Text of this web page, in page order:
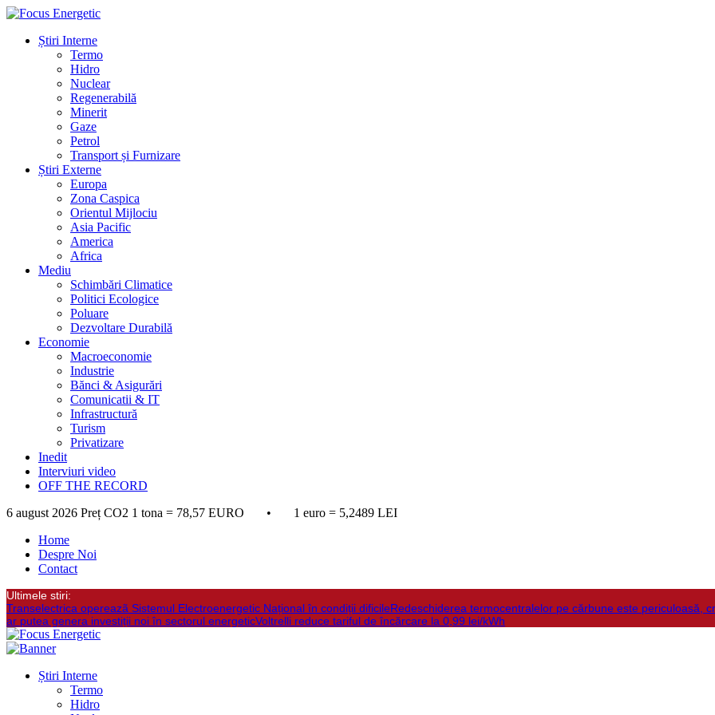
Știri Interne
Termo
Hidro
Nuclear
Regenerabilă
Minerit
Gaze
Petrol
Transport și Furnizare
Știri Externe
Europa
Zona Caspica
Orientul Mijlociu
Asia Pacific
America
Africa
Mediu
Schimbări Climatice
Politici Ecologice
Poluare
Dezvoltare Durabilă
Economie
Macroeconomie
Industrie
Bănci & Asigurări
Comunicatii & IT
Infrastructură
Turism
Privatizare
Inedit
Interviuri video
OFF THE RECORD
6 august 2026 Preț CO2 1 tona = 78,57 EURO • 1 euro = 5,2489 LEI
Home
Despre Noi
Contact
Ultimele stiri:
Transelectrica opereazã Sistemul Electroenergetic Național în condiții dificileRedeschiderea termocentralelor pe cărbune este periculoasă,
ar putea genera investiții noi în sectorul energeticVoltrelli reduce tariful de încărcare la 0,99 lei/kWh
Știri Interne
Termo
Hidro